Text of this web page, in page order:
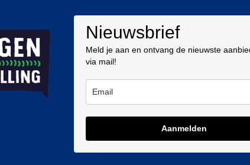
Nieuwsbrief
Meld je aan en ontvang de nieuwste
via mail!
Aanmelden